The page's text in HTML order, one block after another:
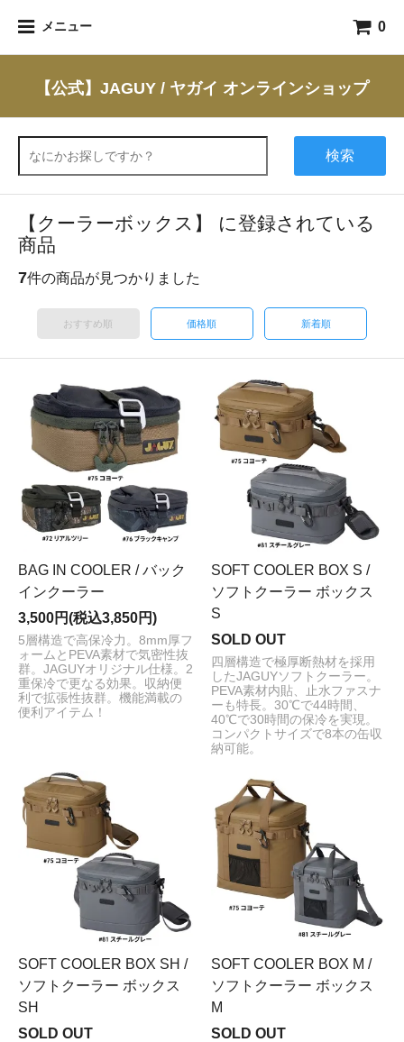
メニュー 0
【公式】JAGUY / ヤガイ オンラインショップ
検索
【クーラーボックス】 に登録されている
商品
7件の商品が見つかりました
おすすめ順 価格順 新着順
BAG IN COOLER / バック
インクーラー
3,500円(税込3,850円)
5層構造で高保冷力。8mm厚フ
ォームとPEVA素材で気密性抜
群。JAGUYオリジナル仕様。2
重保冷で更なる効果。収納便
利で拡張性抜群。機能満載の
便利アイテム！
SOFT COOLER BOX S /
ソフトクーラー ボックス
S
SOLD OUT
四層構造で極厚断熱材を採用
したJAGUYソフトクーラー。
PEVA素材内貼、止水ファスナ
ーも特長。30℃で44時間、
40℃で30時間の保冷を実現。
コンパクトサイズで8本の缶収
納可能。
SOFT COOLER BOX SH /
ソフトクーラー ボックス
SH
SOLD OUT
SOFT COOLER BOX M /
ソフトクーラー ボックス
M
SOLD OUT